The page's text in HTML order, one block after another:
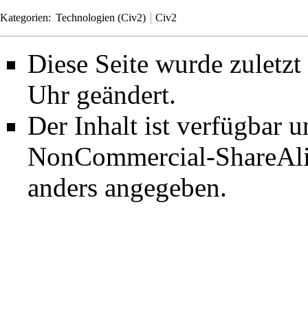
Kategorien: Technologien (Civ2) Civ2
Diese Seite wurde
Uhr geändert.
Der Inhalt ist verfügbar
NonCommercial-
anders angegeben.